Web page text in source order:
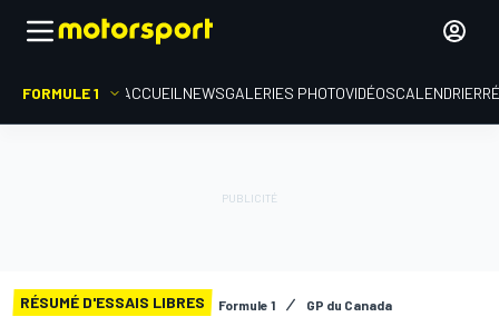
FORMULE 1 ACCUEIL NEWSGALERIES PHOTOVIDÉOSCALENDRIER
RÉSUMÉ D'ESSAIS LIBRES Formule 1 GP du Canada